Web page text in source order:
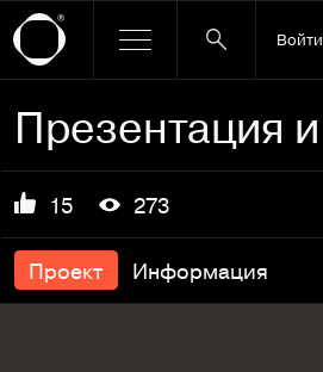
Войти
15 273
Проект Информация